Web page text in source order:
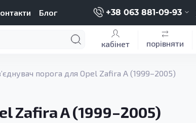
Блог +38 063 881-09-93
кабінет порівняти
порога для Opel Zafira A (1999–2005)
Zafira A (1999–2005)